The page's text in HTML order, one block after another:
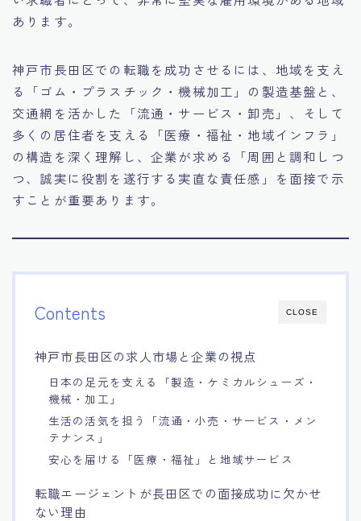
あります。
神戸市長田区での転職を成功させるには、地域を支え
る「ゴム・プラスチック・機械加工」の製造基盤と、
交通網を活かした「流通・サービス・卸売」、そして
多くの居住者を支える「医療・福祉・地域インフラ」
の構造を深く理解し、企業が求める「周囲と調和しつ
つ、誠実に役割を遂行する実直な責任感」を面接で示
すことが重要あります。
CLOSE
Contents
神戸市長田区の求人市場と企業の視点
日本の足元を支える「製造・ケミカルシューズ・
機械・加工」
生活の活気を担う「流通・小売・サービス・メン
テナンス」
安心を届ける「医療・福祉」と地域サービス
転職エージェントが長田区での面接成功に欠かせ
ない理由